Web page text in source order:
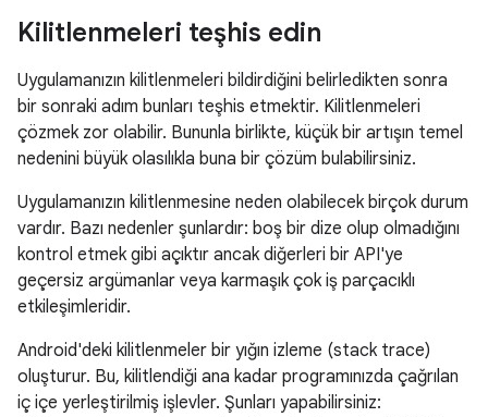
Kilitlenmeleri teşhis edin
Uygulamanızın kilitlenmeleri bildirdiğini belirledikten sonra
bir sonraki adım bunları teşhis etmektir. Kilitlenmeleri
çözmek zor olabilir. Bununla birlikte, küçük bir artışın temel
nedenini büyük olasılıkla buna bir çözüm bulabilirsiniz.
Uygulamanızın kilitlenmesine neden olabilecek birçok durum
vardır. Bazı nedenler şunlardır: boş bir dize olup olmadığını
kontrol etmek gibi açıktır ancak diğerleri bir API'ye
geçersiz argümanlar veya karmaşık çok iş parçacıklı
etkileşimleridir.
Android'deki kilitlenmeler bir yığın izleme (stack trace)
oluşturur. Bu, kilitlendiği ana kadar programınızda çağrılan
iç içe yerleştirilmiş işlevler. Şunları yapabilirsiniz: